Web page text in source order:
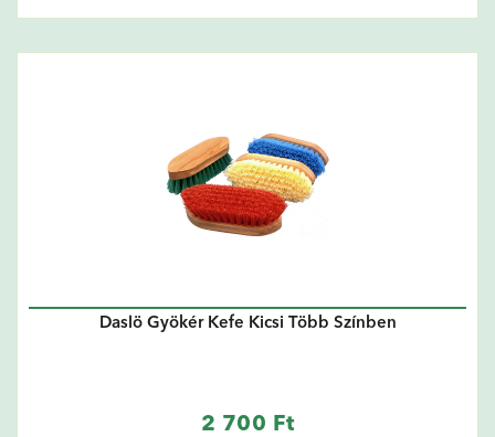
Daslö Gyökér Kefe Kicsi Több Színben
2 700 Ft